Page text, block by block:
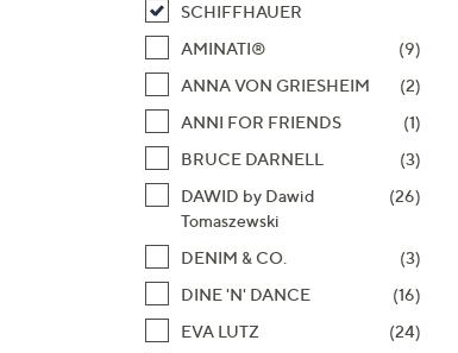
SCHIFFHAUER
AMINATI®
(9)
ANNA VON GRIESHEIM
(2)
ANNI FOR FRIENDS
(1)
BRUCE DARNELL
(3)
DAWID by Dawid
Tomaszewski
(26)
DENIM & CO.
(3)
DINE 'N' DANCE
(16)
EVA LUTZ
(24)